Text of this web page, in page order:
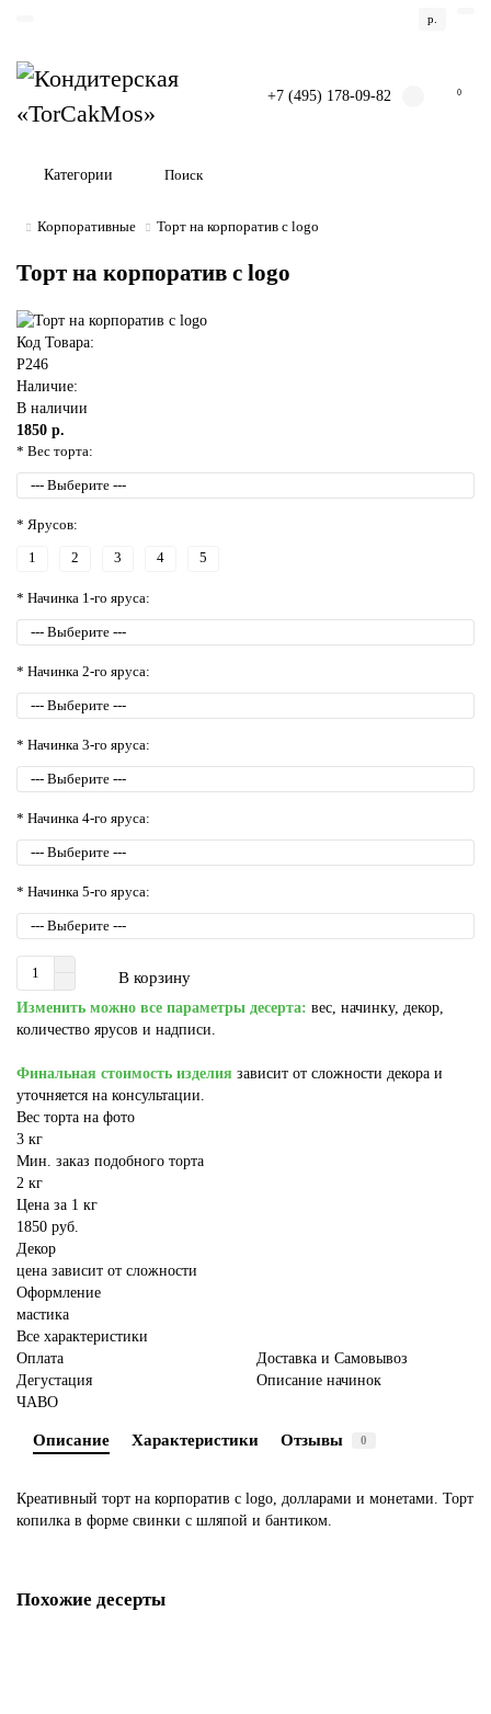
р.
+7 (495) 178-09-82 0
Категории
Корпоративные Торт на корпоратив с logo
Торт на корпоратив с logo
Код Товара:
P246
Наличие:
В наличии
1850 р.
* Вес торта:
* Ярусов:
1 2 3 4 5
* Начинка 1-го яруса:
* Начинка 2-го яруса:
* Начинка 3-го яруса:
* Начинка 4-го яруса:
* Начинка 5-го яруса:
В корзину
Изменить можно все параметры десерта: вес, начинку, декор,
количество ярусов и надписи.
Финальная стоимость изделия зависит от сложности декора и
уточняется на консультации.
Вес торта на фото
3 кг
Мин. заказ подобного торта
2 кг
Цена за 1 кг
1850 руб.
Декор
цена зависит от сложности
Оформление
мастика
Все характеристики
Оплата
Доставка и Самовывоз
Дегустация
Описание начинок
ЧАВО
Описание Характеристики Отзывы 0
Креативный торт на корпоратив с logo, долларами и монетами. Торт
копилка в форме свинки с шляпой и бантиком.
Похожие десерты